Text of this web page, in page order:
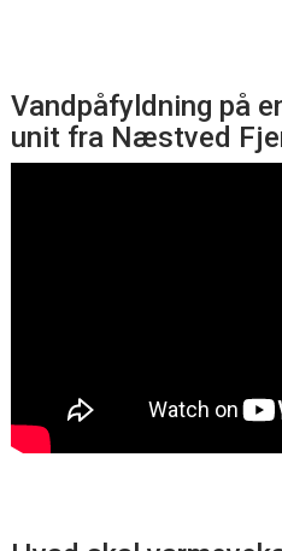
Vandpåfyldning på
unit fra Næstved